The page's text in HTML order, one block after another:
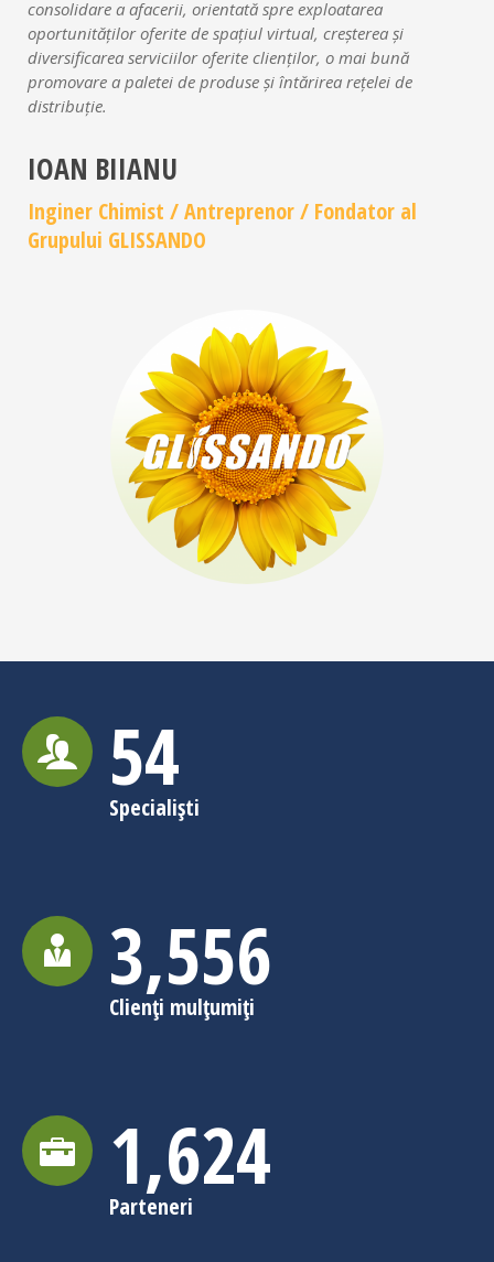
consolidare a afacerii, orientată spre exploatarea
oportunităților oferite de spațiul virtual, creşterea şi
diversificarea serviciilor oferite clienților, o mai bună
promovare a paletei de produse şi întărirea reţelei de
distribuţie.
IOAN BIIANU
Inginer Chimist / Antreprenor / Fondator al
Grupului GLISSANDO
54
Specialiști
3,568
Clienți mulțumiți
1,630
Parteneri